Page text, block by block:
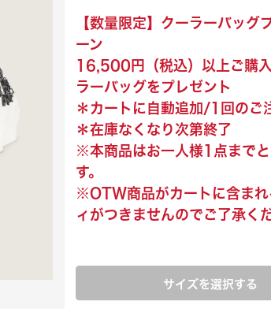
【数量限定】クーラーバッグ
ーン
16,500円（税込）以上ご購
ラーバッグをプレゼント
＊カートに自動追加/1回のご
＊在庫なくなり次第終了
※本商品はお一人様1点まで
す。
※OTW商品がカートに含まれ
ィがつきませんのでご了承く
サイズを選択する